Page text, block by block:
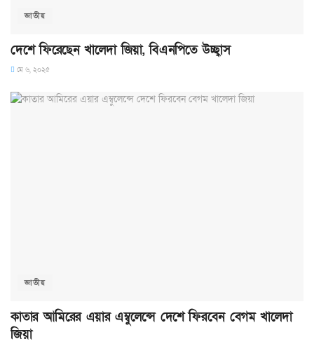
জাতীয়
দেশে ফিরেছেন খালেদা জিয়া, বিএনপিতে উচ্ছ্বাস
মে ৬, ২০২৫
জাতীয়
কাতার আমিরের এয়ার এম্বুলেন্সে দেশে ফিরবেন বেগম খালেদা
জিয়া